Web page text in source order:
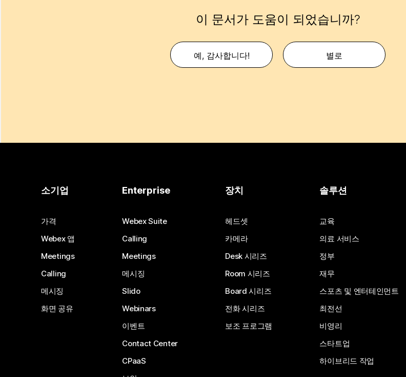
이 문서가 도움이 되었습니까?
예, 감사합니다! 별로
소기업
가격
Webex 앱
Meetings
Calling
메시징
화면 공유
Enterprise
Webex Suite
Calling
Meetings
메시징
Slido
Webinars
이벤트
Contact Center
CPaaS
장치
헤드셋
카메라
Desk 시리즈
Room 시리즈
Board 시리즈
전화 시리즈
보조 프로그램
솔루션
교육
의료 서비스
정부
재무
스포츠 및 엔터테인먼트
최전선
비영리
스타트업
하이브리드 작업